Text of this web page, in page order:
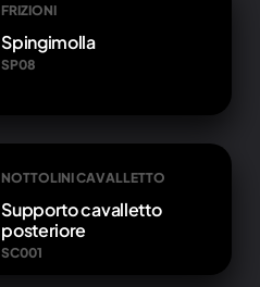
FRIZIONI
Spingimolla
SP08
NOTTOLINI CAVALLETTO
Supporto cavalletto
posteriore
SC001